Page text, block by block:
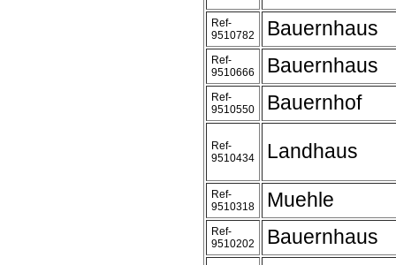
Ref-
9510782
Bauernhaus
Ref-
9510666
Bauernhaus
Ref-
9510550
Bauernhof
Ref-
9510434
Landhaus
Ref-
9510318
Muehle
Ref-
9510202
Bauernhaus